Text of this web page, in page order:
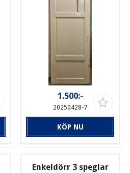
1.500:-
20250428-7
KÖP NU
Enkeldörr 3 speglar